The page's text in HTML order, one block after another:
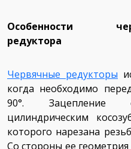
Особенности
редуктора
Червячные редукторы
когда необходимо
90°. Зацепление
цилиндрическим
которого нарезана
Со стороны ее